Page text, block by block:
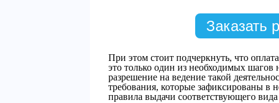
Заказать
При этом стоит подчеркнуть, что
это только один из необходимых
разрешение на ведение такой
требования, которые зафиксированы
правила выдачи соответствующего